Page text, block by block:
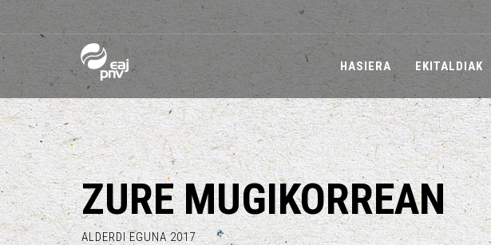
HASIERA EKITALDIAK
ZURE MUGIKORREAN
ALDERDI EGUNA 2017